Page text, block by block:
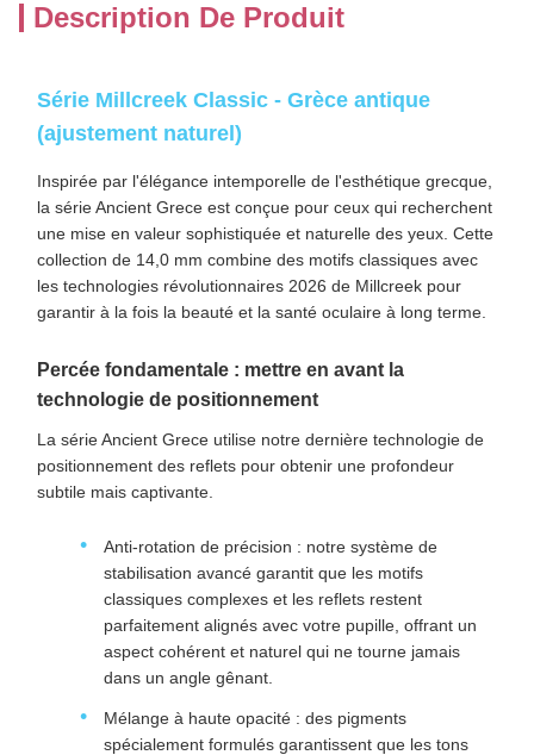
Description De Produit
Série Millcreek Classic - Grèce antique
(ajustement naturel)
Inspirée par l'élégance intemporelle de l'esthétique grecque,
la série Ancient Grece est conçue pour ceux qui recherchent
une mise en valeur sophistiquée et naturelle des yeux. Cette
collection de 14,0 mm combine des motifs classiques avec
les technologies révolutionnaires 2026 de Millcreek pour
garantir à la fois la beauté et la santé oculaire à long terme.
Percée fondamentale : mettre en avant la
technologie de positionnement
La série Ancient Grece utilise notre dernière technologie de
positionnement des reflets pour obtenir une profondeur
subtile mais captivante.
Anti-rotation de précision : notre système de
stabilisation avancé garantit que les motifs
classiques complexes et les reflets restent
parfaitement alignés avec votre pupille, offrant un
aspect cohérent et naturel qui ne tourne jamais
dans un angle gênant.
Mélange à haute opacité : des pigments
spécialement formulés garantissent que les tons